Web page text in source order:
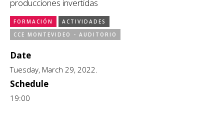
CCE en el interior/libros
Espacio itinerante de lectura infantil
Exposiciones
Formación
Género y Diversidad
Infantil y Juvenil
producciones invertidas
FORMACIÓN
ACTIVIDADES
CCE MONTEVIDEO - AUDITORIO
Date
Tuesday, March 29, 2022.
Schedule
19:00